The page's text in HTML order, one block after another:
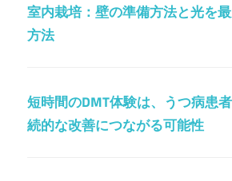
室内栽培：壁の準備方法と光を
方法
短時間のDMT体験は、うつ病患
続的な改善につながる可能性